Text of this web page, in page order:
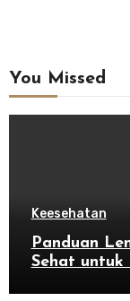
You Missed
Keesehatan
Panduan
Sehat untuk